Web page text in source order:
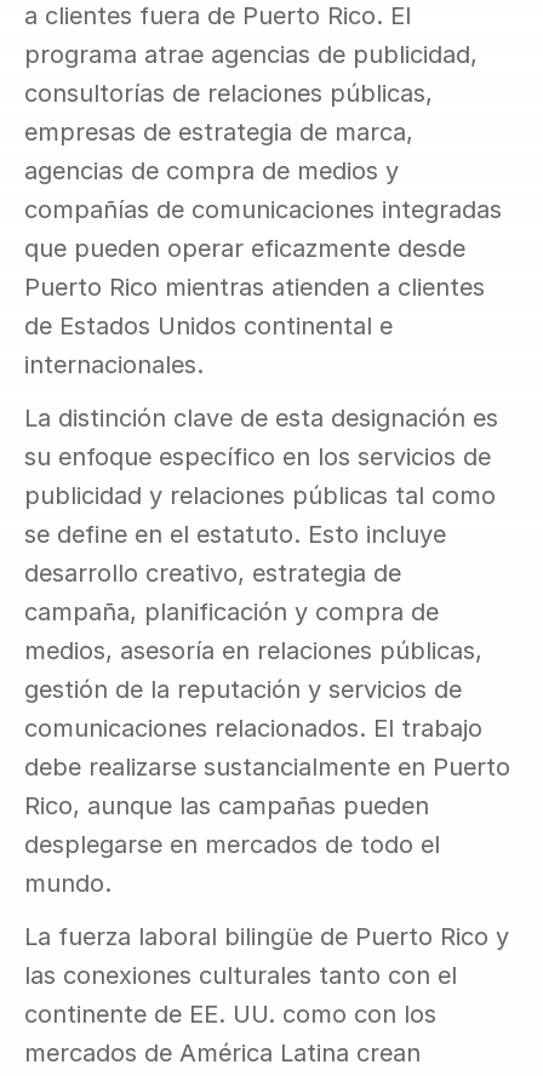
a clientes fuera de Puerto Rico. El
programa atrae agencias de publicidad,
consultorías de relaciones públicas,
empresas de estrategia de marca,
agencias de compra de medios y
compañías de comunicaciones integradas
que pueden operar eficazmente desde
Puerto Rico mientras atienden a clientes
de Estados Unidos continental e
internacionales.
La distinción clave de esta designación es
su enfoque específico en los servicios de
publicidad y relaciones públicas tal como
se define en el estatuto. Esto incluye
desarrollo creativo, estrategia de
campaña, planificación y compra de
medios, asesoría en relaciones públicas,
gestión de la reputación y servicios de
comunicaciones relacionados. El trabajo
debe realizarse sustancialmente en Puerto
Rico, aunque las campañas pueden
desplegarse en mercados de todo el
mundo.
La fuerza laboral bilingüe de Puerto Rico y
las conexiones culturales tanto con el
continente de EE. UU. como con los
mercados de América Latina crean